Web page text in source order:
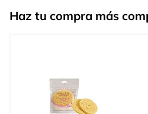
Haz tu compra más